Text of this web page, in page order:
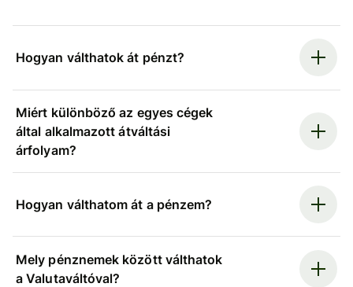
Hogyan válthatok át pénzt?
Miért különböző az egyes cégek
által alkalmazott átváltási
árfolyam?
Hogyan válthatom át a pénzem?
Mely pénznemek között válthatok
a Valutaváltóval?